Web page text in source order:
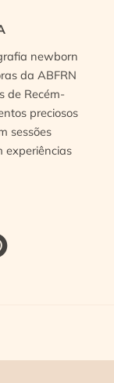
newborn
da ABFRN
de Recém-
preciosos
sessões
experiências